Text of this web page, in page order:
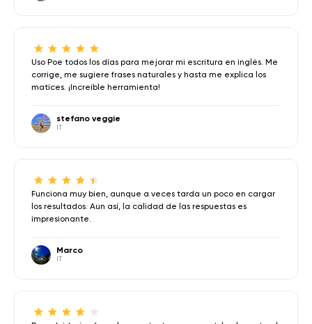
Uso Poe todos los días para mejorar mi escritura en inglés. Me
corrige, me sugiere frases naturales y hasta me explica los
matices. ¡Increíble herramienta!
stefano veggie
IT
Funciona muy bien, aunque a veces tarda un poco en cargar
los resultados. Aun así, la calidad de las respuestas es
impresionante.
Marco
IT